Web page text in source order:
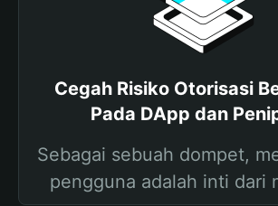
Cegah Risiko Otorisasi
Pada DApp dan
Sebagai sebuah dompet,
pengguna adalah inti dari